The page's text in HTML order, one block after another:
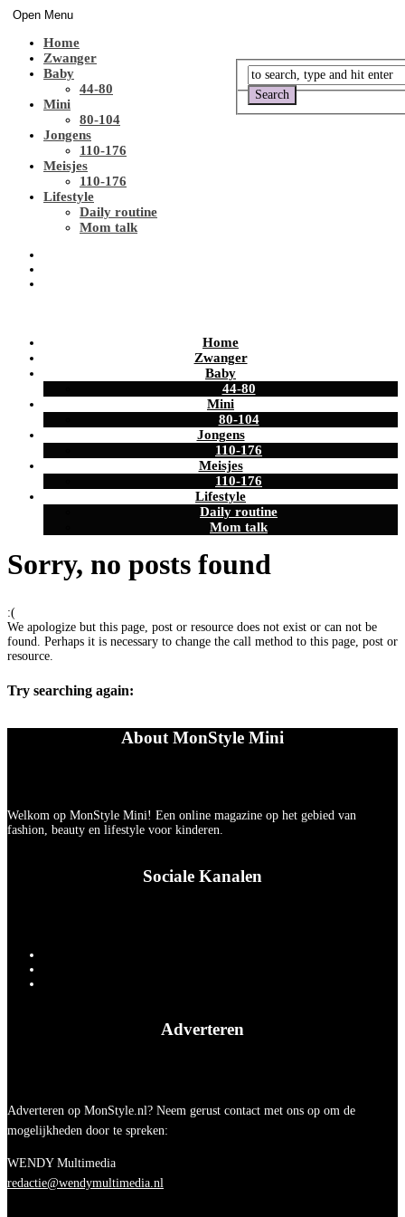
Open Menu
Home
Zwanger
Baby
44-80
Mini
80-104
Jongens
110-176
Meisjes
110-176
Lifestyle
Daily routine
Mom talk
Home
Zwanger
Baby
44-80
Mini
80-104
Jongens
110-176
Meisjes
110-176
Lifestyle
Daily routine
Mom talk
Sorry, no posts found
:(
We apologize but this page, post or resource does not exist or can not be
found. Perhaps it is necessary to change the call method to this page, post or
resource.
Try searching again:
About MonStyle Mini
Welkom op MonStyle Mini! Een online magazine op het gebied van
fashion, beauty en lifestyle voor kinderen.
Sociale Kanalen
Adverteren
Adverteren op MonStyle.nl? Neem gerust contact met ons op om de
mogelijkheden door te spreken:
WENDY Multimedia
redactie@wendymultimedia.nl